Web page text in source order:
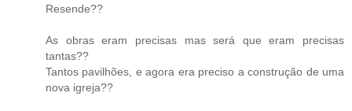
Resende??
As obras eram precisas mas será que eram precisas
tantas??
Tantos pavilhões, e agora era preciso a construção de uma
nova igreja??